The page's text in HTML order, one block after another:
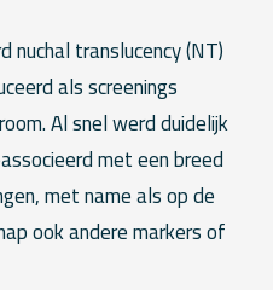
translucency (NT)
als screenings
Al snel werd duidelijk
met een breed
met name als op de
ook andere markers of